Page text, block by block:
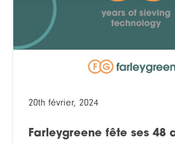
20th février, 2024
Farleygreene fête ses 48